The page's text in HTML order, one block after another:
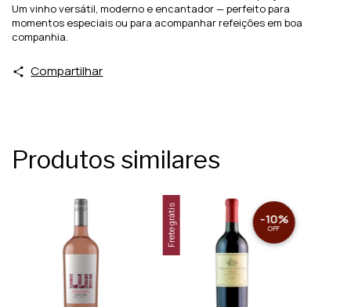
Um vinho versátil, moderno e encantador — perfeito para
momentos especiais ou para acompanhar refeições em boa
companhia.
Compartilhar
Produtos similares
Frete grátis -10%
OFF